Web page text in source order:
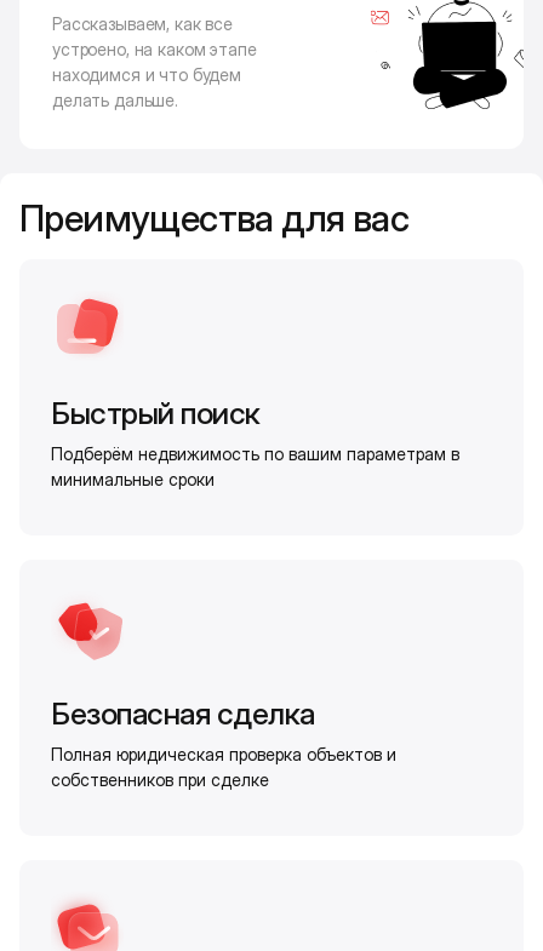
Рассказываем, как все
устроено, на каком этапе
находимся и что будем
делать дальше.
Преимущества для вас
Быстрый поиск
Подберём недвижимость по вашим параметрам в
минимальные сроки
Безопасная сделка
Полная юридическая проверка объектов и
собственников при сделке